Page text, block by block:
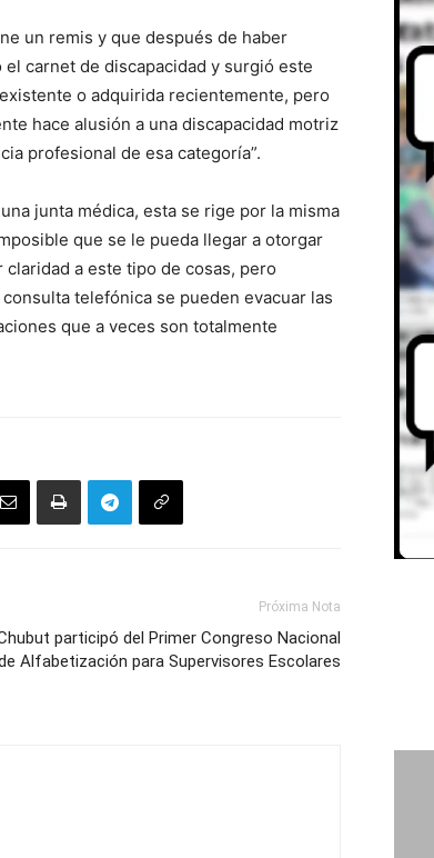
un remis y que después de haber
carnet de discapacidad y surgió este
o adquirida recientemente, pero
hace alusión a una discapacidad motriz
profesional de esa categoría”.
junta médica, esta se rige por la misma
que se le pueda llegar a otorgar
claridad a este tipo de cosas, pero
telefónica se pueden evacuar las
que a veces son totalmente
Próxima Nota
participó del Primer Congreso Nacional
Alfabetización para Supervisores Escolares